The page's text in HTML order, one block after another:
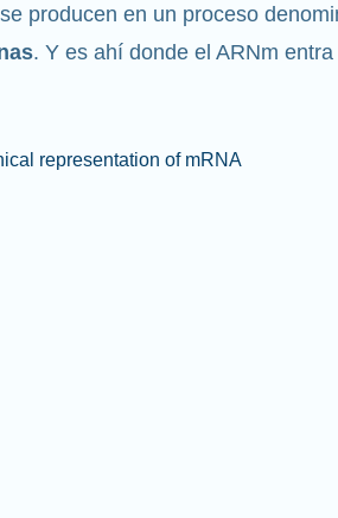
producen en un proceso
. Y es ahí donde el ARNm